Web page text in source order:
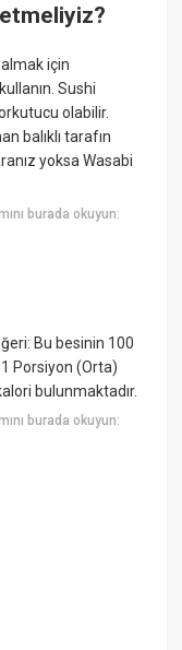
için
Sushi
olabilir.
balıklı tarafın
yoksa Wasabi
burada okuyun:
Bu besinin 100
Porsiyon (Orta)
bulunmaktadır.
burada okuyun: